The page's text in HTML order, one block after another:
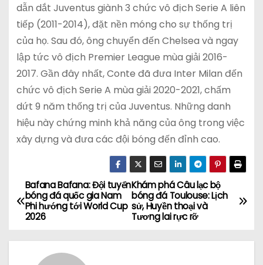
dẫn dắt Juventus giành 3 chức vô địch Serie A liên
tiếp (2011-2014), đặt nền móng cho sự thống trị
của họ. Sau đó, ông chuyển đến Chelsea và ngay
lập tức vô địch Premier League mùa giải 2016-
2017. Gần đây nhất, Conte đã đưa Inter Milan đến
chức vô địch Serie A mùa giải 2020-2021, chấm
dứt 9 năm thống trị của Juventus. Những danh
hiệu này chứng minh khả năng của ông trong việc
xây dựng và đưa các đội bóng đến đỉnh cao.
Đ
ề
Khám phá Câu lạc bộ
bóng đá Toulouse: Lịch
sử, Huyền thoại và
Tương lai rực rỡ
Bafana Bafana: Đội tuyển
bóng đá quốc gia Nam
Phi hướng tới World Cup
2026